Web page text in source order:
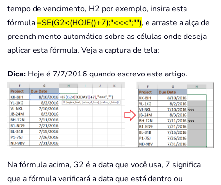
tempo de vencimento, H2 por exemplo, insira esta
fórmula =SE(G2<(HOJE()+7);"<<<";""), e arraste a alça de
preenchimento automático sobre as células onde deseja
aplicar esta fórmula. Veja a captura de tela:
Dica: Hoje é 7/7/2016 quando escrevo este artigo.
Na fórmula acima, G2 é a data que você usa, 7 significa
que a fórmula verificará a data que está dentro ou